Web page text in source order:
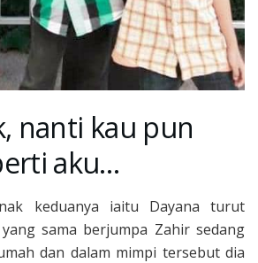
nanti kau pun
aku…
keduanya iaitu Dayana turut
sama berjumpa Zahir sedang
dan dalam mimpi tersebut dia